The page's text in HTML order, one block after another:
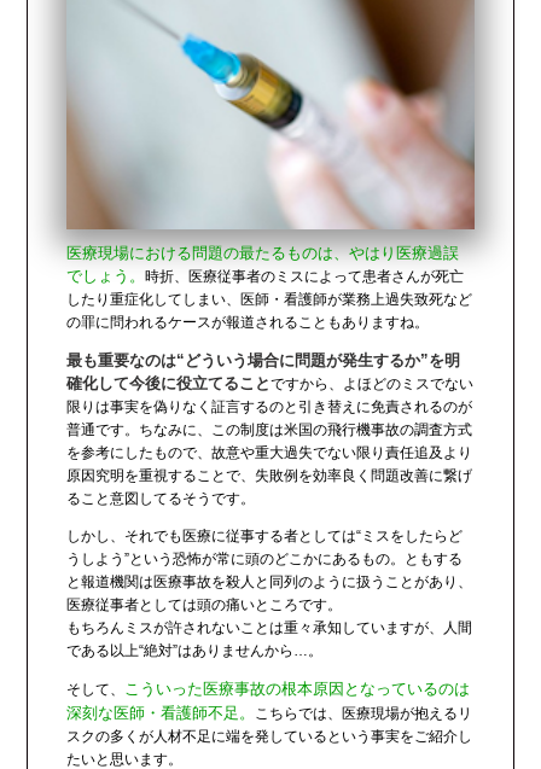
医療現場における問題の最たるものは、やはり医療過誤
でしょう。時折、医療従事者のミスによって患者さんが死亡
したり重症化してしまい、医師・看護師が業務上過失致死など
の罪に問われるケースが報道されることもありますね。
最も重要なのは“どういう場合に問題が発生するか”を明
確化して今後に役立てることですから、よほどのミスでない
限りは事実を偽りなく証言するのと引き替えに免責されるのが
普通です。ちなみに、この制度は米国の飛行機事故の調査方式
を参考にしたもので、故意や重大過失でない限り責任追及より
原因究明を重視することで、失敗例を効率良く問題改善に繋げ
ること意図してるそうです。
しかし、それでも医療に従事する者としては“ミスをしたらど
うしよう”という恐怖が常に頭のどこかにあるもの。ともする
と報道機関は医療事故を殺人と同列のように扱うことがあり、
医療従事者としては頭の痛いところです。
もちろんミスが許されないことは重々承知していますが、人間
である以上“絶対”はありませんから…。
そして、
こういった医療事故の根本原因となっているのは
深刻な医師・看護師不足。 こちらでは、医療現場が抱えるリ
スクの多くが人材不足に端を発しているという事実をご紹介し
たいと思います。